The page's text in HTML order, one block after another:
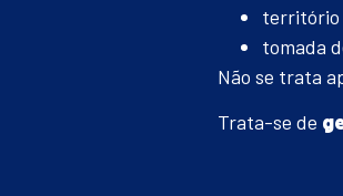
território
tomada
Não se trata
Trata-se de